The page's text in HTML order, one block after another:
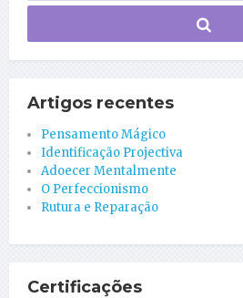
Artigos recentes
Pensamento Mágico
Identificação Projectiva
Adoecer Mentalmente
O Perfeccionismo
Rutura e Reparação
Certificações